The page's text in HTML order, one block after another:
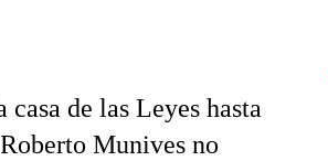
de las Leyes hasta
Munives no